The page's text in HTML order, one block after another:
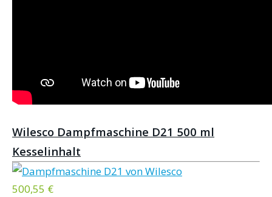
Wilesco Dampfmaschine D21 500 ml
Kesselinhalt
500,55 €